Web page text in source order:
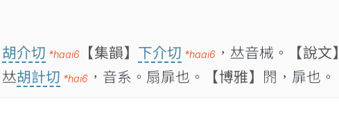
胡介切 *haai6 【集韻】 下介切 *haai6 ，𠀤音械。 【說文】
𠀤胡計切 *hai6 ，音系。扇扉也。 【博雅】 䦏，扉也。